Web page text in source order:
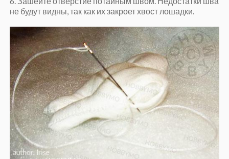
не будут видны, так как их закроет хвост лошадки.